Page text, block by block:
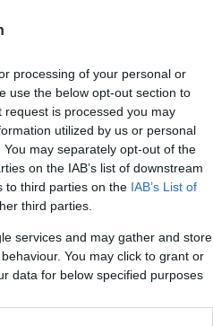
processing of your personal or
use the below opt-out section to
is processed you may
utilized by us or personal
may separately opt-out of the
on the IAB’s list of downstream
to third parties on the IAB’s List of
third parties.
services and may gather and store
You may click to grant or
data for below specified purposes